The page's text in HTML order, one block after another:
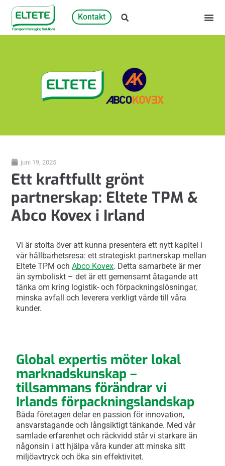
Kontakt
juni 19, 2025
Ett kraftfullt grönt
partnerskap: Eltete TPM &
Abco Kovex i Irland
Vi är stolta över att kunna presentera ett nytt kapitel i
vår hållbarhetsresa: ett strategiskt partnerskap mellan
Eltete TPM ochAbco Kovex. Detta samarbete är mer
än symboliskt – det är ett gemensamt åtagande att
tänka om kring logistik- och förpackningslösningar,
minska avfall och leverera verkligt värde till våra
kunder.
Global expertis möter lokal
marknadskunskap –
tillsammans förändrar vi
Irlands förpackningslandskap
Båda företagen delar en passion för innovation,
ansvarstagande och långsiktigt tänkande. Med vår
samlade erfarenhet och räckvidd står vi starkare än
någonsin i att hjälpa våra kunder att minska sitt
miljöavtryck och öka sin effektivitet.